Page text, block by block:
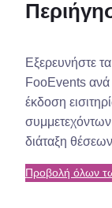
Εξερευνήστε
FooEvents
έκδοση
διάταξη
Προβολή όλων